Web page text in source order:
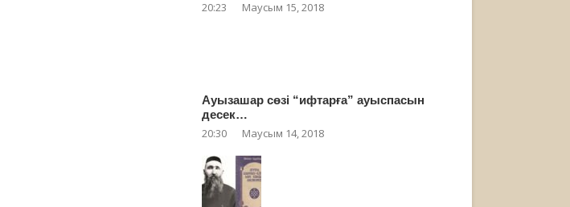
20:23 Маусым 15, 2018
Ауызашар сөзі “ифтарға” ауыспасын
десек…
20:30 Маусым 14, 2018